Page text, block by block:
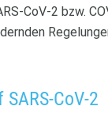
CoV-2 bzw.
CoV-2